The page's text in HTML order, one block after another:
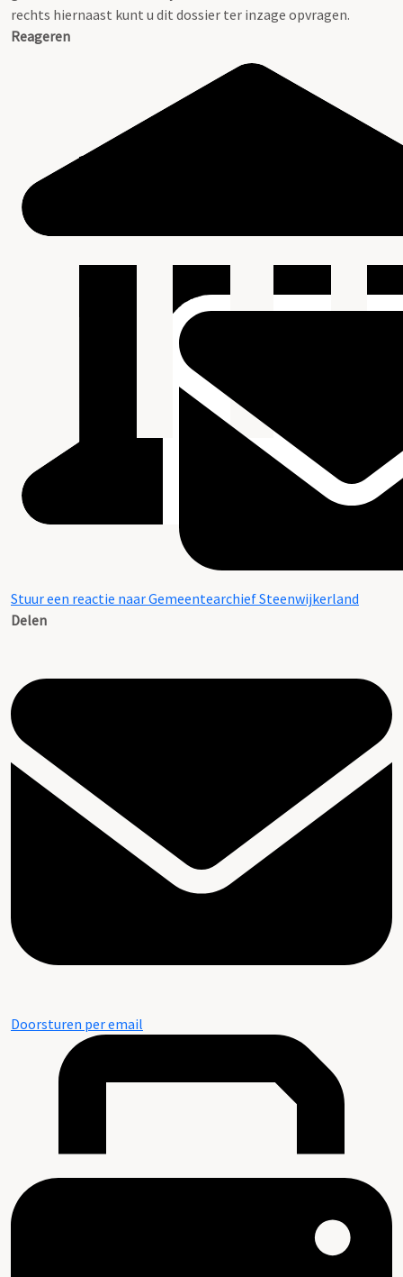
rechts hiernaast kunt u dit dossier ter inzage opvragen.
Reageren
Stuur een reactie naar Gemeentearchief Steenwijkerland
Delen
Doorsturen per email